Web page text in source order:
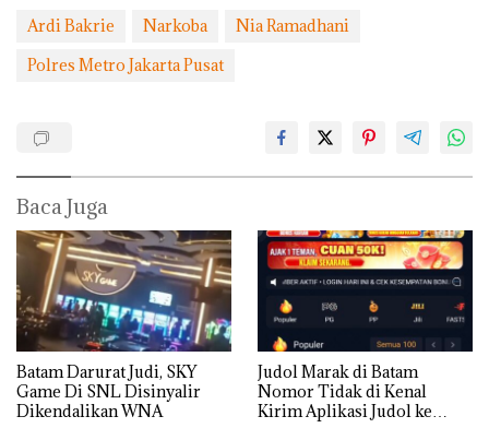
Ardi Bakrie Narkoba
Nia Ramadhani
Polres Metro Jakarta Pusat
Baca Juga
Batam Darurat Judi, SKY
Game Di SNL Disinyalir
Dikendalikan WNA
Judol Marak di Batam
Nomor Tidak di Kenal
Kirim Aplikasi Judol ke